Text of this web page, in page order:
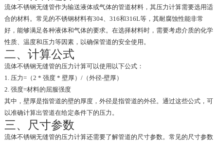
流体不锈钢无缝管作为输送液体或气体的管道材料，其压力计算需要选用适
合的材料。常见的不锈钢材料有304、316和316L等，其耐腐蚀性能非常
好，能够满足各种液体和气体的要求。在选择材料时，需要考虑介质的化学
性质、温度和压力等因素，以确保管道的安全使用。
二、计算公式
流体不锈钢无缝管的压力计算可以使用以下公式：
1. 压力=（2 * 强度 * 壁厚）/（外径-壁厚）
2. 强度=材料的屈服强度
其中，壁厚是指管道的壁的厚度，外径是指管道的外径。通过这些公式，可
以准确计算出管道在给定条件下的压力。
三、尺寸参数
流体不锈钢无缝管的压力计算还需要了解管道的尺寸参数。常见的尺寸参数